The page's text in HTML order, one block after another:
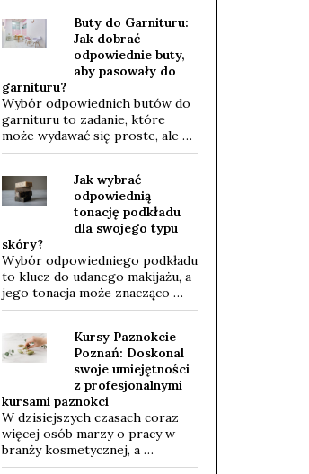
Buty do Garnituru:
Jak dobrać
odpowiednie buty,
aby pasowały do
garnituru?
Wybór odpowiednich butów do
garnituru to zadanie, które
może wydawać się proste, ale …
Jak wybrać
odpowiednią
tonację podkładu
dla swojego typu
skóry?
Wybór odpowiedniego podkładu
to klucz do udanego makijażu, a
jego tonacja może znacząco …
Kursy Paznokcie
Poznań: Doskonal
swoje umiejętności
z profesjonalnymi
kursami paznokci
W dzisiejszych czasach coraz
więcej osób marzy o pracy w
branży kosmetycznej, a …